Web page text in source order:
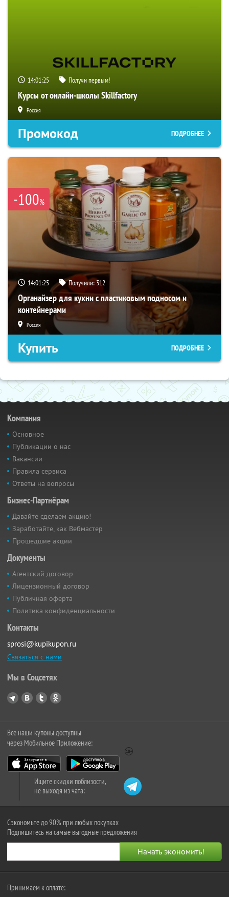
14:01:24 Получи первым!
Курсы от онлайн-школы Skillfactory
Россия
Промокод ПОДРОБНЕЕ
-100%
14:01:24 Получили: 312
Органайзер для кухни с пластиковым подносом и
контейнерами
Россия
Купить ПОДРОБНЕЕ
Компания
Основное
Публикации о нас
Вакансии
Правила сервиса
Ответы на вопросы
Бизнес-Партнёрам
Давайте сделаем акцию!
Заработайте, как Вебмастер
Прошедшие акции
Документы
Агентский договор
Лицензионный договор
Публичная оферта
Политика конфиденциальности
Контакты
sprosi@kupikupon.ru
Связаться с нами
Мы в Соцсетях
Все наши купоны доступны
через Мобильное Приложение:
Ищите скидки поблизости,
не выходя из чата:
Сэкономьте до 90% при любых покупках
Подпишитесь на самые выгодные предложения
Принимаем к оплате: